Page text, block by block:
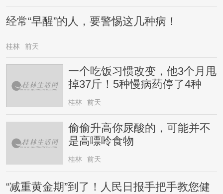
经常“早醒”的人，要警惕这几种病！
桂林 前天
一个吃饭习惯改变，他3个月甩
掉37斤！5种慢病药停了4种
桂林 前天
偷偷升高你尿酸的，可能并不
是高嘌呤食物
桂林 前天
“减重黄金期”到了！人民日报手把手教您健